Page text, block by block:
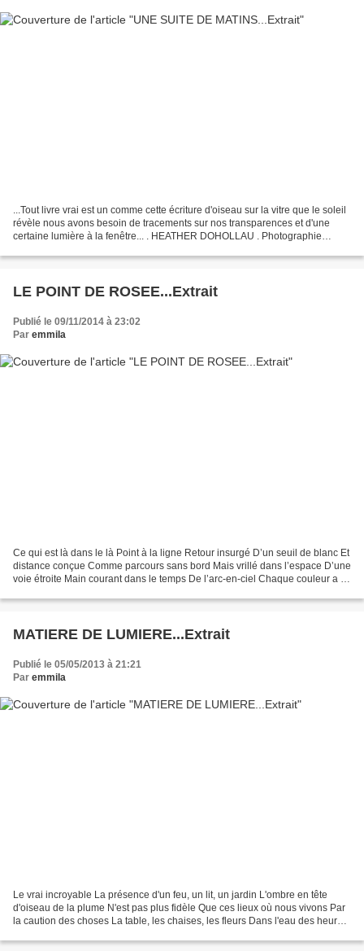
...Tout livre vrai est un comme cette écriture d'oiseau sur la vitre que le soleil
révèle nous avons besoin de tracements sur nos transparences et d'une
certaine lumière à la fenêtre... . HEATHER DOHOLLAU . Photographie
LE POINT DE ROSEE...Extrait
Publié le 09/11/2014 à 23:02
Par emmila
Ce qui est là dans le là Point à la ligne Retour insurgé D’un seuil de blanc Et
distance conçue Comme parcours sans bord Mais vrillé dans l’espace D’une
voie étroite Main courant dans le temps De l’arc-en-ciel Chaque couleur a sa
MATIERE DE LUMIERE...Extrait
Publié le 05/05/2013 à 21:21
Par emmila
Le vrai incroyable La présence d'un feu, un lit, un jardin L'ombre en tête
d'oiseau de la plume N'est pas plus fidèle Que ces lieux où nous vivons Par
la caution des choses La table, les chaises, les fleurs Dans l'eau des heures